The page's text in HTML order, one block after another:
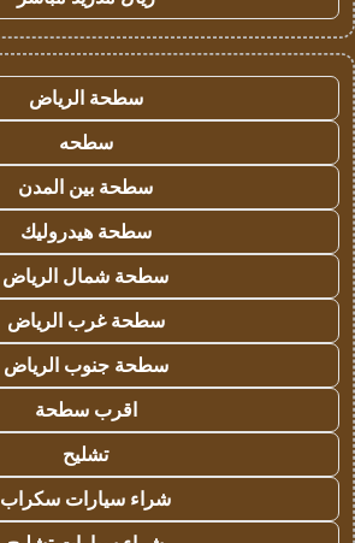
سطحة الرياض
سطحه
سطحة بين المدن
سطحة هيدروليك
سطحة شمال الرياض
سطحة غرب الرياض
سطحة جنوب الرياض
اقرب سطحة
تشليح
شراء سيارات سكراب